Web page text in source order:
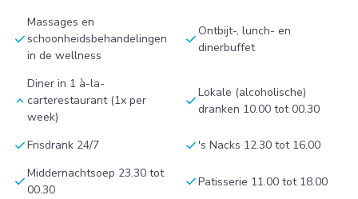
check
Massages en
schoonheidsbehandelingen
in de wellness
check Ontbijt-, lunch- en
dinerbuffet
keyboard_arrow_up
Diner in 1 à-la-
carterestaurant (1x per
week)
checkLokale (alcoholische)
dranken 10.00 tot 00.30
checkFrisdrank 24/7 check's Nacks 12.30 tot 16.00
checkMiddernachtsoep 23.30 tot
00.30
checkPatisserie 11.00 tot 18.00